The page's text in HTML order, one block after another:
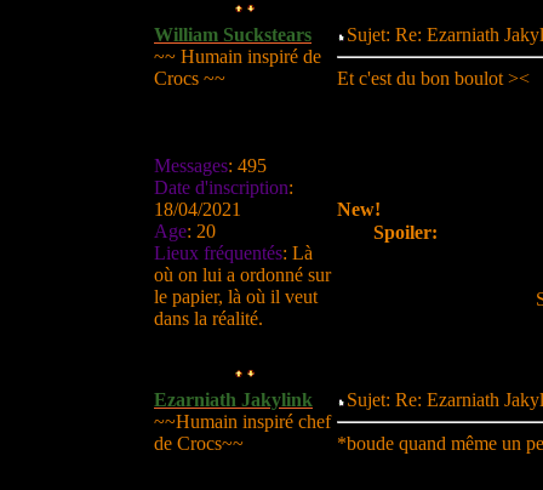
William Suckstears
~~ Humain inspiré de
Crocs ~~
Messages: 495
Date d'inscription:
18/04/2021
Age: 20
Lieux fréquentés: Là
où on lui a ordonné sur
le papier, là où il veut
dans la réalité.
Sujet: Re: Ezarniath
Et c'est du bon boulot ><
New!
Spoiler:
Ezarniath Jakylink
~~Humain inspiré chef
de Crocs~~
Sujet: Re: Ezarniath
*boude quand même un